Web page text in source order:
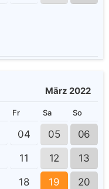
März 2022
Fr Sa So
04 05 06
11 12 13
18 19 20